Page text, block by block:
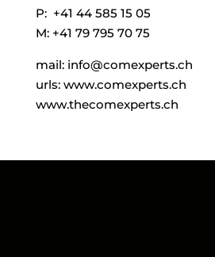
P: +41 44 585 15 05
M: +41 79 795 70 75
mail: info@comexperts.ch
urls: www.comexperts.ch
www.thecomexperts.ch